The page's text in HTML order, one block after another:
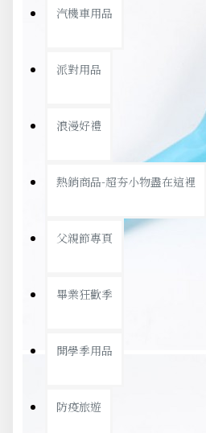
汽機車用品
派對用品
浪漫好禮
熱銷商品-超夯小物盡在這裡
父親節專頁
畢業狂歡季
開學季用品
防疫旅遊